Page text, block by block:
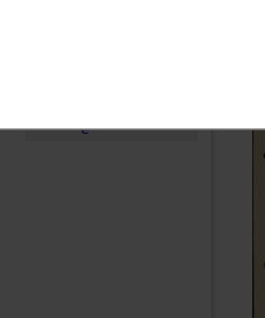
e